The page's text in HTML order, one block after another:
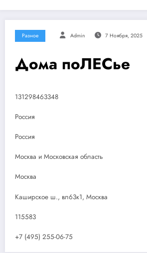
Разное Admin 7 Ноября, 2025
Дома поЛЕСье
131298463348
Россия
Россия
Москва и Московская область
Москва
Каширское ш., вл63к1, Москва
115583
+7 (495) 255-06-75